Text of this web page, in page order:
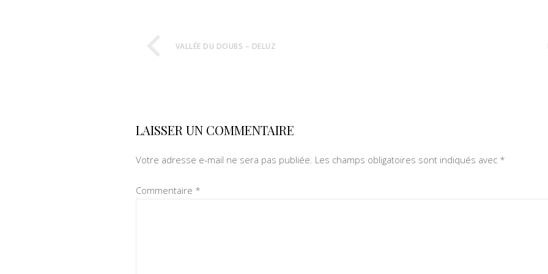
VALLÉE DU DOUBS – DELUZ
LAISSER UN COMMENTAIRE
Votre adresse e-mail ne sera pas publiée. Les champs obligatoires sont indiqués avec *
Commentaire *